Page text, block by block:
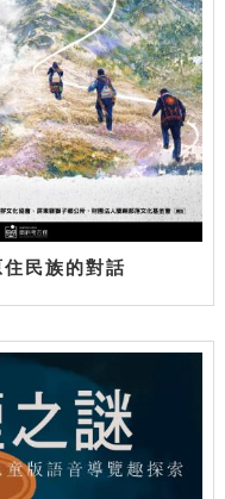
民族的對話